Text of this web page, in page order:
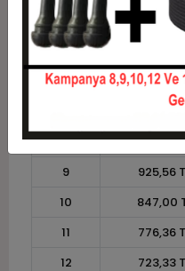
4
1.907,50
5
6
1.318,33
1.150,00
8
1.023,75
9
925,56
10
847,00
11
776,36
12
723,33